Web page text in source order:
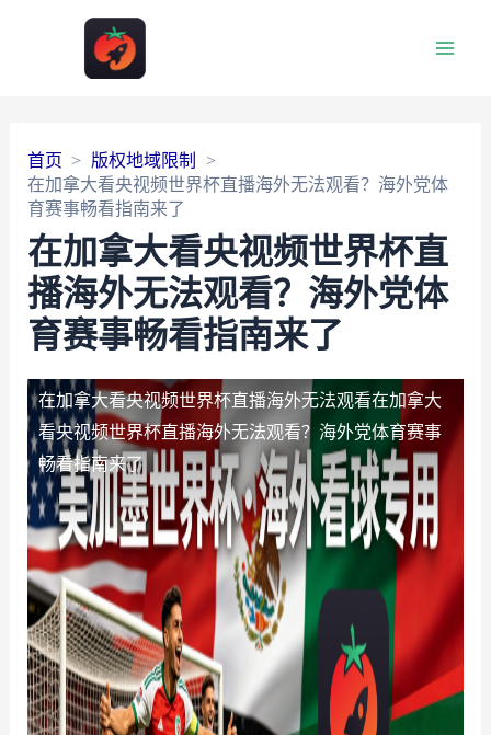
首页
版权地域限制
在加拿大看央视频世界杯直播海外无法观看？海外党体
育赛事畅看指南来了
在加拿大看央视频世界杯直
播海外无法观看？海外党体
育赛事畅看指南来了
在加拿大看央视频世界杯直播海外无法观看在加拿大
看央视频世界杯直播海外无法观看？海外党体育赛事
畅看指南来了